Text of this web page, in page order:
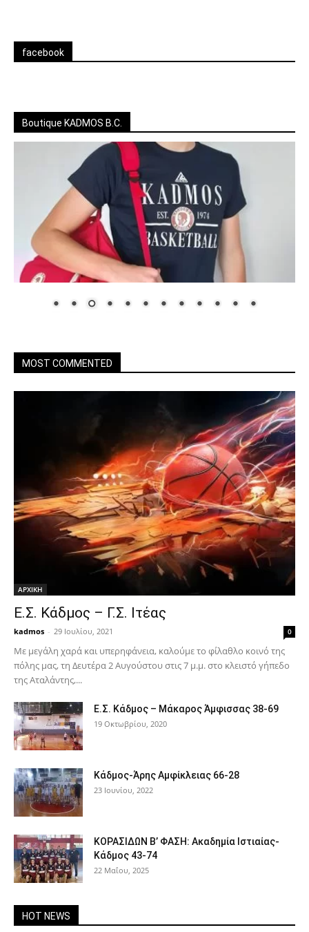
facebook
Boutique KADMOS B.C.
MOST COMMENTED
ΑΡΧΙΚΗ
Ε.Σ. Κάδμος – Γ.Σ. Ιτέας
kadmos - 29 Ιουλίου, 2021 0
Με μεγάλη χαρά και υπερηφάνεια, καλούμε το φίλαθλο κοινό της
πόλης μας, τη Δευτέρα 2 Αυγούστου στις 7 μ.μ. στο κλειστό γήπεδο
της Αταλάντης,...
Ε.Σ. Κάδμος – Μάκαρος Άμφισσας 38-69
19 Οκτωβρίου, 2020
Κάδμος-Άρης Αμφίκλειας 66-28
23 Ιουνίου, 2022
ΚΟΡΑΣΙΔΩΝ Β’ ΦΑΣΗ: Ακαδημία Ιστιαίας-
Κάδμος 43-74
22 Μαΐου, 2025
HOT NEWS